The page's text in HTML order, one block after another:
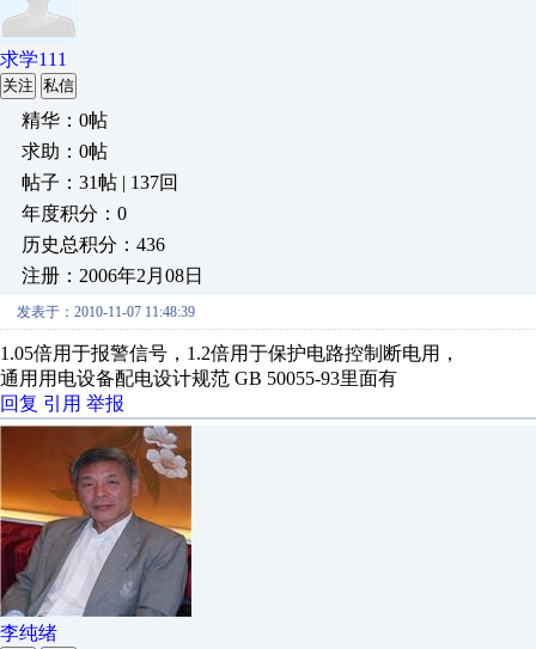
求学111
关注 私信
精华：0帖
求助：0帖
帖子：31帖 | 137回
年度积分：0
历史总积分：436
注册：2006年2月08日
发表于：2010-11-07 11:48:39
1.05倍用于报警信号，1.2倍用于保护电路控制断电用，
通用用电设备配电设计规范 GB 50055-93里面有
回复 引用 举报
李纯绪